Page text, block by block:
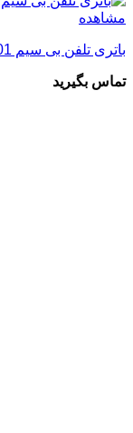
مشاهده
باتری تلفن بی سیم HHR-P401 پاناسونیک
تماس بگیرید